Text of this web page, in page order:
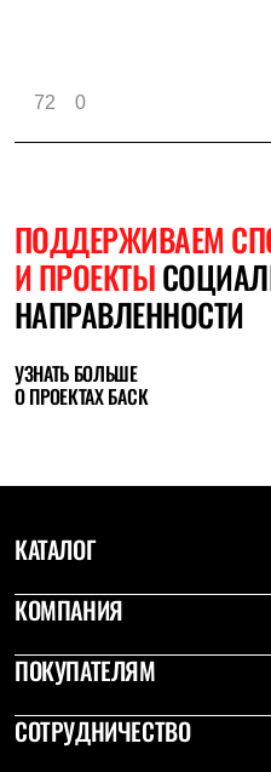
72 0
ПОДДЕРЖИВАЕМ
И ПРОЕКТЫ
НАПРАВЛЕННОСТИ
УЗНАТЬ БОЛЬШЕ
О ПРОЕКТАХ БАСК
КАТАЛОГ
КОМПАНИЯ
ПОКУПАТЕЛЯМ
СОТРУДНИЧЕСТВО